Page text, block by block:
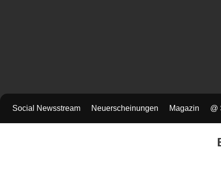
Social Newsstream Neuerscheinungen Magazin @